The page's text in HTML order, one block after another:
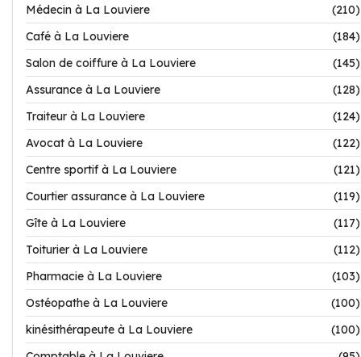
Médecin à La Louviere
(210)
Café à La Louviere
(184)
Salon de coiffure à La Louviere
(145)
Assurance à La Louviere
(128)
Traiteur à La Louviere
(124)
Avocat à La Louviere
(122)
Centre sportif à La Louviere
(121)
Courtier assurance à La Louviere
(119)
Gîte à La Louviere
(117)
Toiturier à La Louviere
(112)
Pharmacie à La Louviere
(103)
Ostéopathe à La Louviere
(100)
kinésithérapeute à La Louviere
(100)